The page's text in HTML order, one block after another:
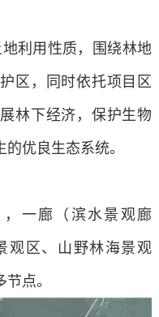
利用性质，围绕林地
区，同时依托项目区
林下经济，保护生物
优良生态系统。
一廊（滨水景观廊
观区、山野林海景观
点。